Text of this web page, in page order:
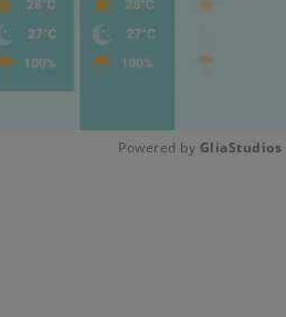
Powered by GliaStudios